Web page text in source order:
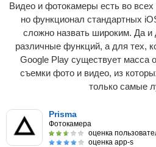
Видео и фотокамеры есть во
но функционал стандартных
сложно назвать широким. Да
различные функций, а для тех,
Google Play существует масса
съемки фото и видео, из
только самые
Prisma
Фотокамера
оценка
оценка app-s